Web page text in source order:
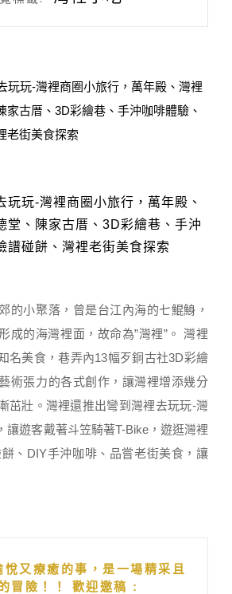
玩玩-灣裡商圈小旅行，萬年殿、
堂、陳家古厝、3D彩繪巷、手沖
譜碰餅、灣裡老街美食探索
的小聚落，曾是台江內海的七鯤鯓，
成的海灣裡面，故命為”灣裡”。 灣裡
名美食，巷弄內13幅歹銅古社3D彩繪
術張力的各式創作，讓灣裡增添幾分
茁壯。灣裡還推出彎到灣裡去玩玩-灣
讓遊客戴著斗笠騎著T-Bike，遊逛灣裡
、DIY手沖咖啡、品嘗老街美食，讓
又療癒的事，是一場精采且
冒險！！ 歡迎邀稿 :